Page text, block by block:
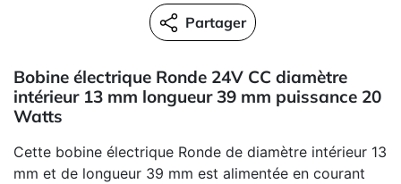
Partager
Bobine électrique Ronde 24V CC diamètre
intérieur 13 mm longueur 39 mm puissance 20
Watts
Cette bobine électrique Ronde de diamètre intérieur 13
mm et de longueur 39 mm est alimentée en courant